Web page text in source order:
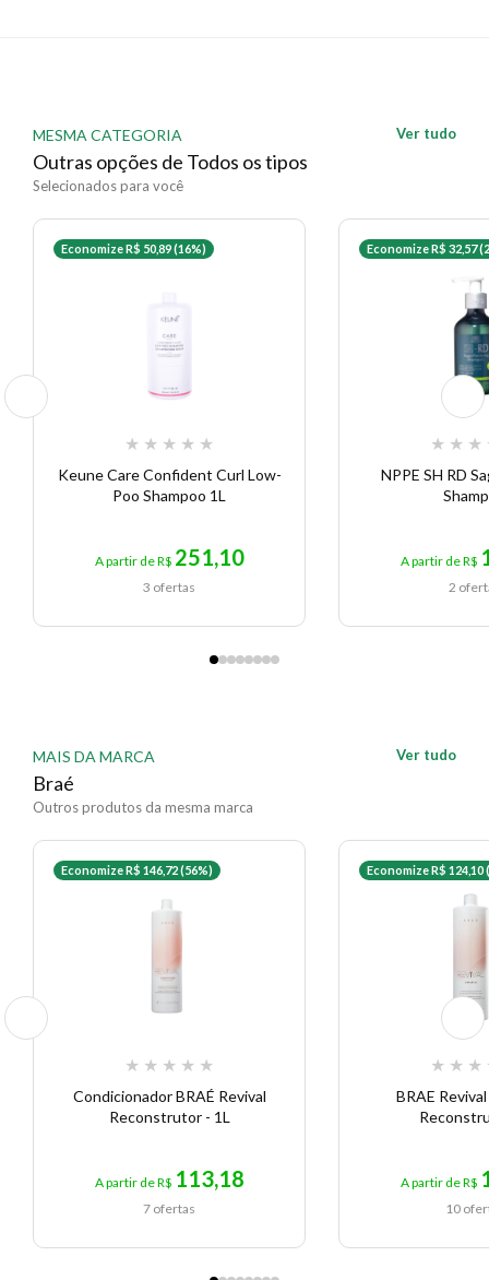
MESMA CATEGORIA
Outras opções de Todos os tipos
Selecionados para você
Ver tudo
Economize R$ 50,89 (16%)
★ ★ ★ ★ ★
Keune Care Confident Curl Low-
Poo Shampoo 1L
A partir de R$ 251,10
3 ofertas
Economize R$ 32,57
★ ★ ★
NPPE SH RD
A partir de R$
2
MAIS DA MARCA
Braé
Outros produtos da mesma marca
Ver tudo
Economize R$ 146,72 (56%)
★ ★ ★ ★ ★
Condicionador BRAÉ Revival
Reconstrutor - 1L
A partir de R$ 113,18
7 ofertas
Economize R$ 124,10
★ ★ ★
BRAE
A partir de R$
10